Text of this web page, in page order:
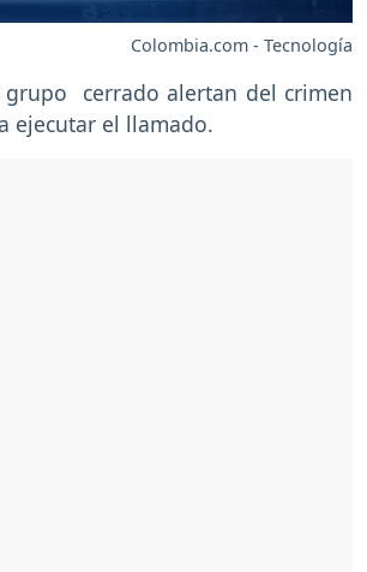
Colombia.com - Tecnología
grupo cerrado alertan del crimen
ejecutar el llamado.